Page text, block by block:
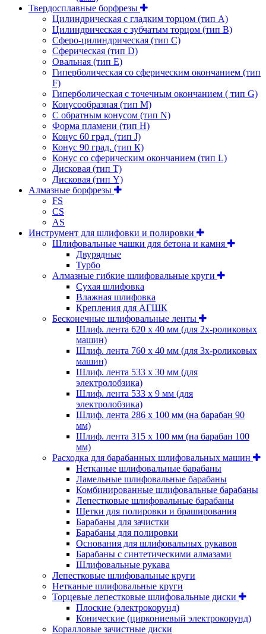
Твердосплавные борфрезы
Цилиндрическая с гладким торцом (тип А)
Цилиндрическая с зубчатым торцом (тип В)
Сферо-цилиндрическая (тип С)
Сферическая (тип D)
Овальная (тип Е)
Гиперболическая со сферическим окончанием (тип
F)
Гиперболическая с точечным окончанием ( тип G)
Конусообразная (тип М)
C обратным конусом (тип N)
Форма пламени (тип H)
Конус 60 град. (тип J)
Конус 90 град. (тип К)
Конус со сферическим окончанием (тип L)
Дисковая (тип Т)
Дисковая (тип Y)
Алмазные борфрезы
FS
CS
AS
Инструмент для шлифовки и полировки
Шлифовальные чашки для бетона и камня
Двурядные
Турбо
Алмазные гибкие шлифовальные круги
Cухая шлифовка
Влажная шлифовка
Крепления для АГШК
Бесконечные шлифовальные ленты
Шлиф. лента 620 х 40 мм (для 2х-роликовых
машин)
Шлиф. лента 760 х 40 мм (для 3х-роликовых
машин)
Шлиф. лента 533 х 30 мм (для
электролобзика)
Шлиф. лента 533 х 9 мм (для
электролобзика)
Шлиф. лента 286 х 100 мм (на барабан 90
мм)
Шлиф. лента 315 х 100 мм (на барабан 100
мм)
Расходка для барабанных шлифовальных машин
Нетканые шлифовальные барабаны
Ламельные шлифовальные барабаны
Комбинированные шлифовальные барабаны
Лепестковые шлифовальные барабаны
Щетки для полировки и браширования
Барабаны для зачистки
Барабаны для полировки
Основания для шлифовальных рукавов
Барабаны с синтетическими алмазами
Шлифовальные рукава
Лепестковые шлифовальные круги
Нетканые шлифовальные круги
Торцевые лепестковые шлифовальные диски
Плоские (электрокорунд)
Конические (циркониевый электрокорунд)
Коралловые зачистные диски